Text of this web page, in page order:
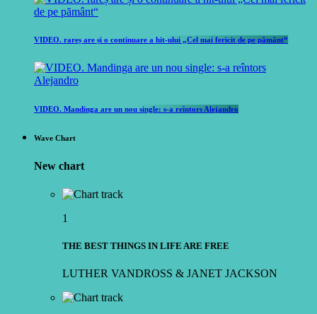
VIDEO. rareș are și o continuare a hit-ului „Cel mai fericit de pe pământ“
VIDEO. Mandinga are un nou single: s-a reîntors Alejandro
Wave Chart
New chart
1
THE BEST THINGS IN LIFE ARE FREE
LUTHER VANDROSS & JANET JACKSON